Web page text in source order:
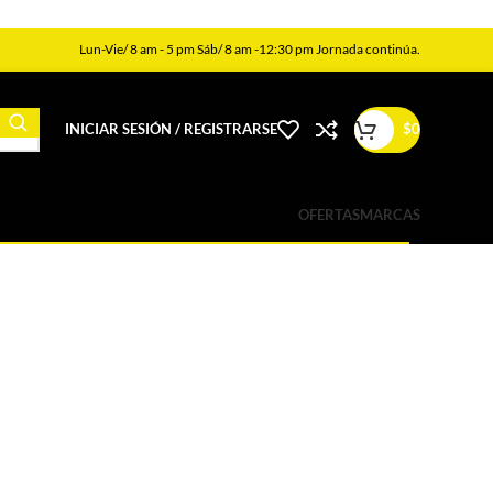
Lun-Vie/ 8 am - 5 pm Sáb/ 8 am -12:30 pm Jornada continúa.
INICIAR SESIÓN / REGISTRARSE $0
OFERTASMARCAS